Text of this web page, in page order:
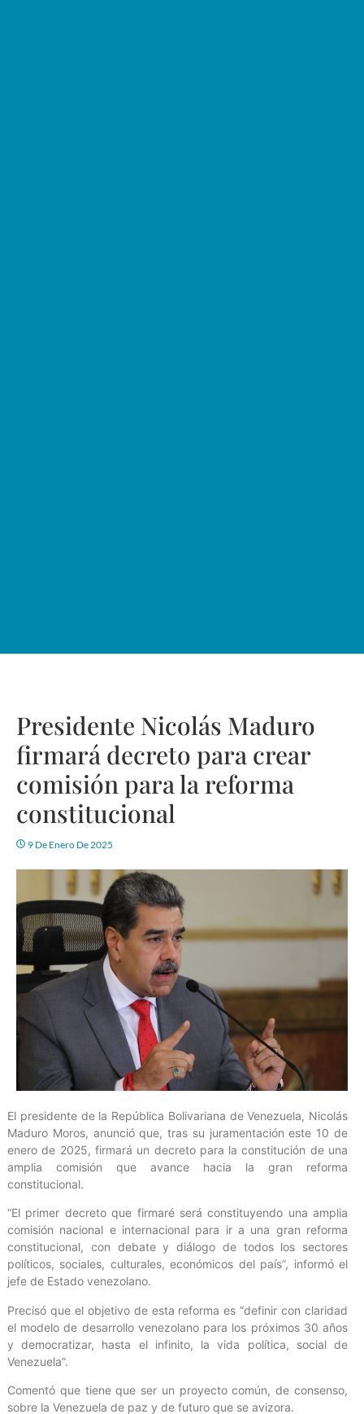
Presidente Nicolás Maduro
firmará decreto para crear
comisión para la reforma
constitucional
9 De Enero De 2025
El presidente de la República Bolivariana de Venezuela, Nicolás
Maduro Moros, anunció que, tras su juramentación este 10 de
enero de 2025, firmará un decreto para la constitución de una
amplia comisión que avance hacia la gran reforma
constitucional.
“El primer decreto que firmaré será constituyendo una amplia
comisión nacional e internacional para ir a una gran reforma
constitucional, con debate y diálogo de todos los sectores
políticos, sociales, culturales, económicos del país”, informó el
jefe de Estado venezolano.
Precisó que el objetivo de esta reforma es “definir con claridad
el modelo de desarrollo venezolano para los próximos 30 años
y democratizar, hasta el infinito, la vida política, social de
Venezuela”.
Comentó que tiene que ser un proyecto común, de consenso,
sobre la Venezuela de paz y de futuro que se avizora.